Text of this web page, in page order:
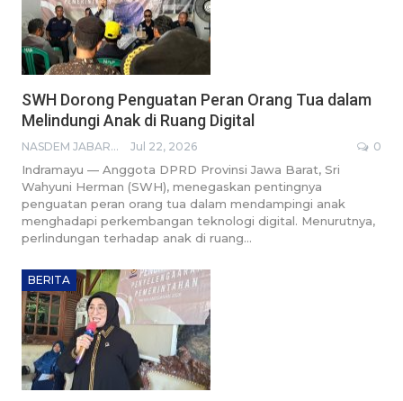
SWH Dorong Penguatan Peran Orang Tua dalam
Melindungi Anak di Ruang Digital
NASDEM JABAR BROADCASTING NETWORK Jul 22, 2026 0
Indramayu — Anggota DPRD Provinsi Jawa Barat, Sri
Wahyuni Herman (SWH), menegaskan pentingnya
penguatan peran orang tua dalam mendampingi anak
menghadapi perkembangan teknologi digital. Menurutnya,
perlindungan terhadap anak di ruang…
BERITA